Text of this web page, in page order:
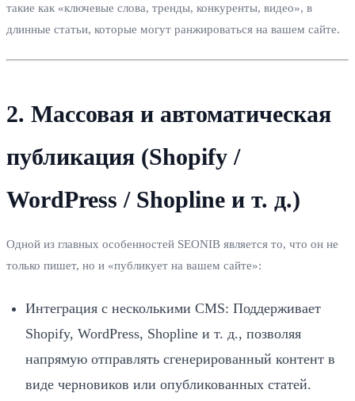
такие как «ключевые слова, тренды, конкуренты, видео», в
длинные статьи, которые могут ранжироваться на вашем сайте.
2. Массовая и автоматическая
публикация (Shopify /
WordPress / Shopline и т. д.)
Одной из главных особенностей SEONIB является то, что он не
только пишет, но и «публикует на вашем сайте»:
Интеграция с несколькими CMS: Поддерживает
Shopify, WordPress, Shopline и т. д., позволяя
напрямую отправлять сгенерированный контент в
виде черновиков или опубликованных статей.